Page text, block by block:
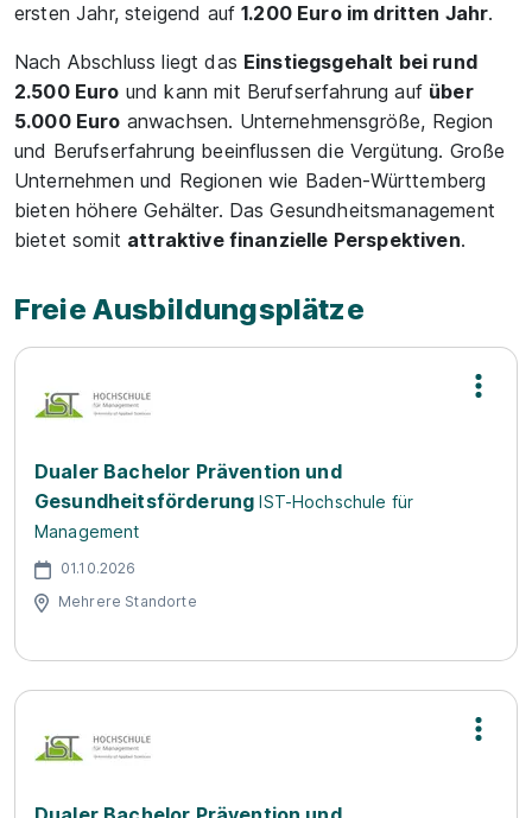
ersten Jahr, steigend auf1.200 Euro im dritten Jahr.
Nach Abschluss liegt das Einstiegsgehalt bei rund
2.500 Euro und kann mit Berufserfahrung auf über
5.000 Euro anwachsen. Unternehmensgröße, Region
und Berufserfahrung beeinflussen die Vergütung. Große
Unternehmen und Regionen wie Baden-Württemberg
bieten höhere Gehälter. Das Gesundheitsmanagement
bietet somit attraktive finanzielle Perspektiven.
Freie Ausbildungsplätze
Dualer Bachelor Prävention und
Gesundheitsförderung IST-Hochschule für
Management
01.10.2026
Mehrere Standorte